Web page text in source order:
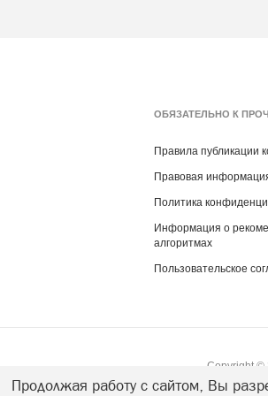
ОБЯЗАТЕЛЬНО К
Правила публикации
Правовая
Политика
Информация о
алгоритмах
Пользовательское
Copyright ©
Продолжая работу с сайтом, Вы